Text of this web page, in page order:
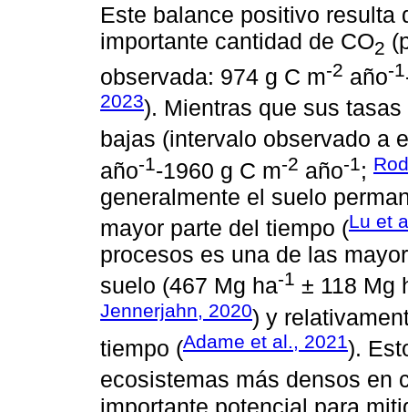
Este balance positivo resulta
importante cantidad de CO2
observada: 974 g C m-2 año-1
2023). Mientras que sus
bajas (intervalo observado a
año-1-1960 g C m-2 año-1;
generalmente el suelo
mayor parte del tiempo (Lu et
procesos es una de las
suelo (467 Mg ha-1 ± 118 Mg
Jennerjahn, 2020) y
tiempo (Adame et al., 2021).
ecosistemas más densos en
importante potencial para